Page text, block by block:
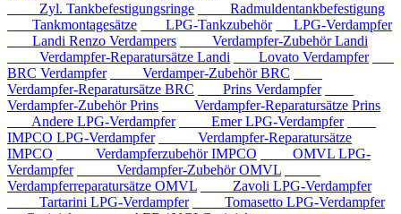
Zyl. Tankbefestigungsringe
Radmuldentankbefestigung
Tankmontagesätze
LPG-Tankzubehör
LPG-Verdampfer
Landi Renzo Verdampers
Verdampfer-Zubehör Landi
Verdampfer-Reparatursätze Landi
Lovato Verdampfer
BRC Verdampfer
Verdamper-Zubehör BRC
Verdampfer-Reparatursätze BRC
Prins Verdampfer
Verdampfer-Zubehör Prins
Verdampfer-Reparatursätze Prins
Andere LPG-Verdampfer
Emer LPG-Verdampfer
IMPCO LPG-Verdampfer
Verdampfer-Reparatursätze
IMPCO
Verdampferzubehör IMPCO
OMVL LPG-
Verdampfer
Verdampfer-Zubehör OMVL
Verdampferreparatursätze OMVL
Zavoli LPG-Verdampfer
Tartarini LPG-Verdampfer
Tomasetto LPG-Verdampfer